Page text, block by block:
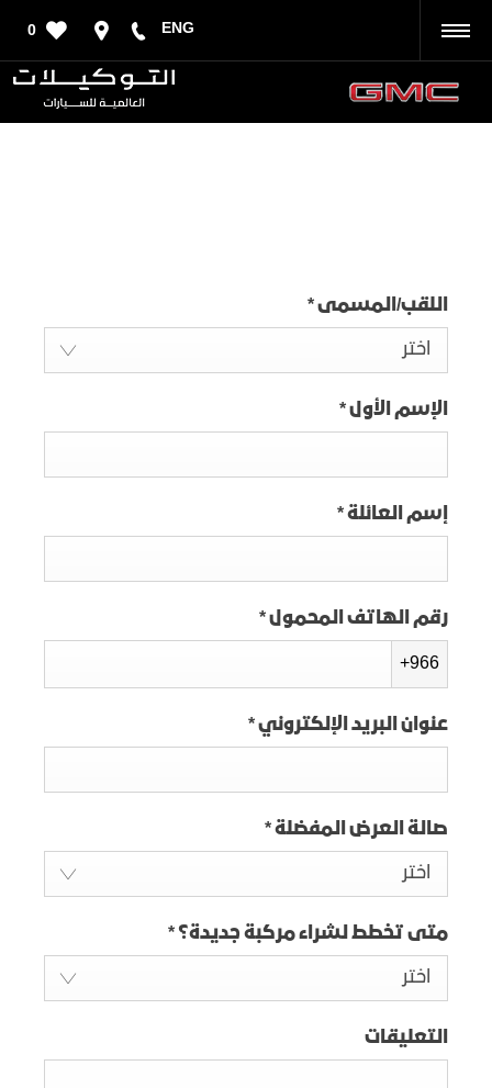
ENG
0
اللقب/المسمى*
اختر
الإسم الأول*
إسم العائلة*
رقم الهاتف المحمول*
+966
عنوان البريد الإلكتروني*
صالة العرض المفضلة*
اختر
متى تخطط لشراء مركبة جديدة؟*
اختر
التعليقات